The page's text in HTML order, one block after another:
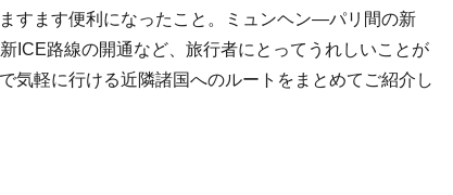
すます便利になったこと。ミュンヘン―パリ間の新
ICE路線の開通など、旅行者にとってうれしいことが
気軽に行ける近隣諸国へのルートをまとめてご紹介し